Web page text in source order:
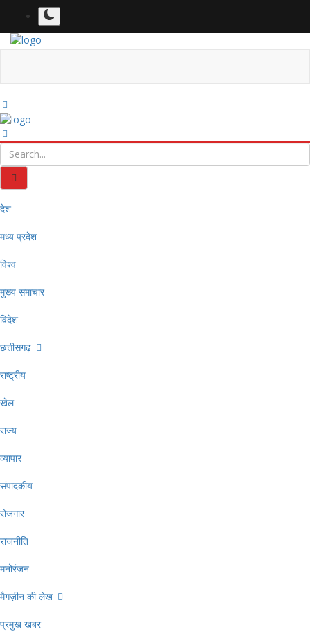
देश
मध्य प्रदेश
विश्व
मुख्य समाचार
विदेश
छत्तीसगढ़
राष्ट्रीय
खेल
राज्य
व्यापार
संपादकीय
रोजगार
राजनीति
मनोरंजन
मैगज़ीन की लेख
प्रमुख खबर